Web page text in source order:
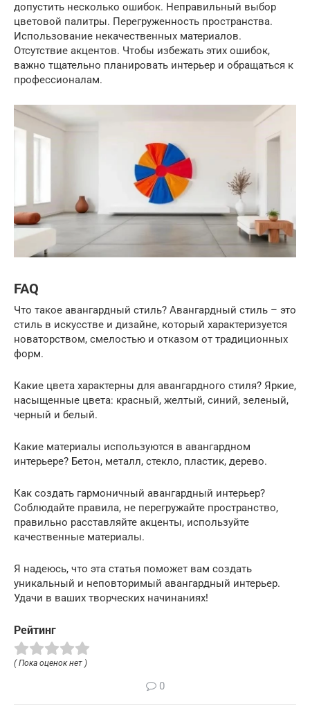
допустить несколько ошибок. Неправильный выбор
цветовой палитры. Перегруженность пространства.
Использование некачественных материалов.
Отсутствие акцентов. Чтобы избежать этих ошибок,
важно тщательно планировать интерьер и обращаться к
профессионалам.
FAQ
Что такое авангардный стиль? Авангардный стиль – это
стиль в искусстве и дизайне, который характеризуется
новаторством, смелостью и отказом от традиционных
форм.
Какие цвета характерны для авангардного стиля? Яркие,
насыщенные цвета: красный, желтый, синий, зеленый,
черный и белый.
Какие материалы используются в авангардном
интерьере? Бетон, металл, стекло, пластик, дерево.
Как создать гармоничный авангардный интерьер?
Соблюдайте правила, не перегружайте пространство,
правильно расставляйте акценты, используйте
качественные материалы.
Я надеюсь, что эта статья поможет вам создать
уникальный и неповторимый авангардный интерьер.
Удачи в ваших творческих начинаниях!
Рейтинг
( Пока оценок нет )
0